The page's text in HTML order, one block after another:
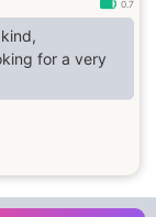
0.7
for a very